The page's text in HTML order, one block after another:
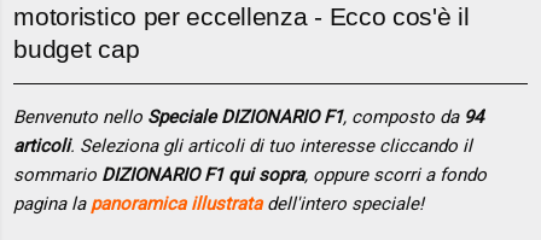
motoristico per eccellenza - Ecco cos'è il
budget cap
Benvenuto nello Speciale DIZIONARIO F1, composto da 94
articoli. Seleziona gli articoli di tuo interesse cliccando il
sommario DIZIONARIO F1 qui sopra, oppure scorri a fondo
pagina la panoramica illustratadell'intero speciale!